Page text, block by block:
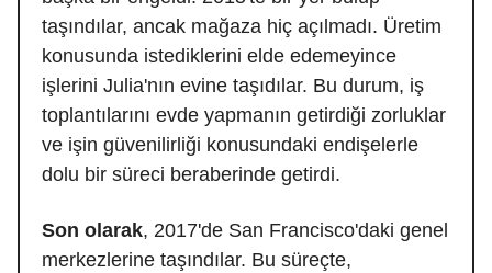
taşındılar, ancak mağaza hiç açılmadı. Üretim
konusunda istediklerini elde edemeyince
işlerini Julia'nın evine taşıdılar. Bu durum, iş
toplantılarını evde yapmanın getirdiği zorluklar
ve işin güvenilirliği konusundaki endişelerle
dolu bir süreci beraberinde getirdi.
Son olarak, 2017'de San Francisco'daki genel
merkezlerine taşındılar. Bu süreçte,